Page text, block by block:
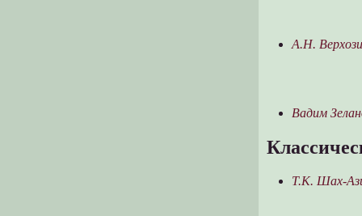
А.Н.
Вадим
Т.К. Шах-